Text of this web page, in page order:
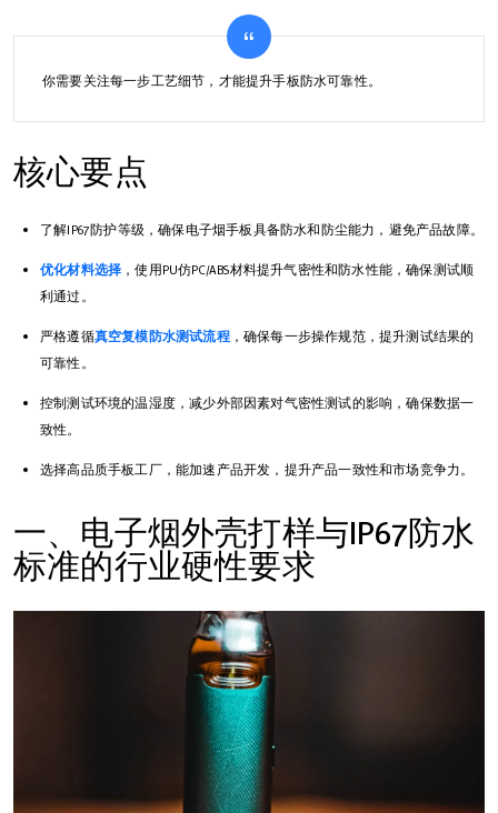
你需要关注每一步工艺细节，才能提升手板防水可靠性。
核心要点
了解IP67防护等级，确保电子烟手板具备防水和防尘能力，避免产品故障。
优化材料选择 ，使用PU仿PC/ABS材料提升气密性和防水性能，确保测试顺
利通过。
严格遵循真空复模防水测试流程，确保每一步操作规范，提升测试结果的
可靠性。
控制测试环境的温湿度，减少外部因素对气密性测试的影响，确保数据一
致性。
选择高品质手板工厂，能加速产品开发，提升产品一致性和市场竞争力。
一、电子烟外壳打样与IP67防水
标准的行业硬性要求